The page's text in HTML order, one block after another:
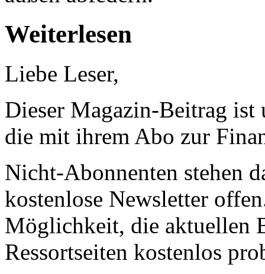
Weiterlesen
Liebe Leser,
Dieser Magazin-Beitrag ist
die mit ihrem Abo zur
Nicht-Abonnenten stehen
kostenlose Newsletter
Möglichkeit, die aktuellen
Ressortseiten kostenlos